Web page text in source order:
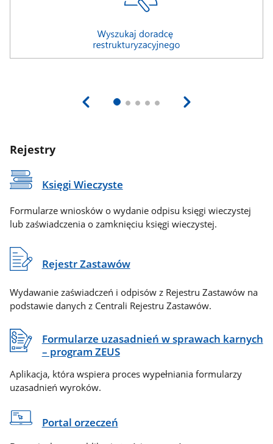
Rejestry
Księgi Wieczyste
Formularze wniosków o wydanie odpisu księgi wieczystej
lub zaświadczenia o zamknięciu księgi wieczystej.
Rejestr Zastawów
Wydawanie zaświadczeń i odpisów z Rejestru Zastawów na
podstawie danych z Centrali Rejestru Zastawów.
Formularze uzasadnień w sprawach karnych
– program ZEUS
Aplikacja, która wspiera proces wypełniania formularzy
uzasadnień wyroków.
Portal orzeczeń